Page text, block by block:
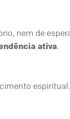
nem de
ativa.
espiritual.